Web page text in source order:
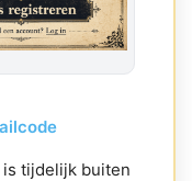
is tijdelijk buiten